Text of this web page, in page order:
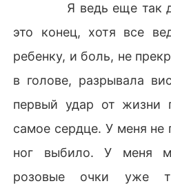
Я ведь еще так
это конец, хотя все
ребенку, и боль, не
в голове, разрывала
первый удар от
самое сердце. У меня не
ног выбило. У меня
розовые очки уже